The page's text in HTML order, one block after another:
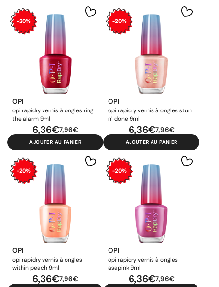
-20%
OPI
opi rapidry vernis à ongles ring
the alarm 9ml
7,96€
6,36€
AJOUTER AU PANIER
-20%
OPI
opi rapidry vernis à ongles stun
n' done 9ml
7,96€
6,36€
AJOUTER AU PANIER
-20%
OPI
opi rapidry vernis à ongles
within peach 9ml
7,96€
6,36€
-20%
OPI
opi rapidry vernis à ongles
asapink 9ml
7,96€
6,36€